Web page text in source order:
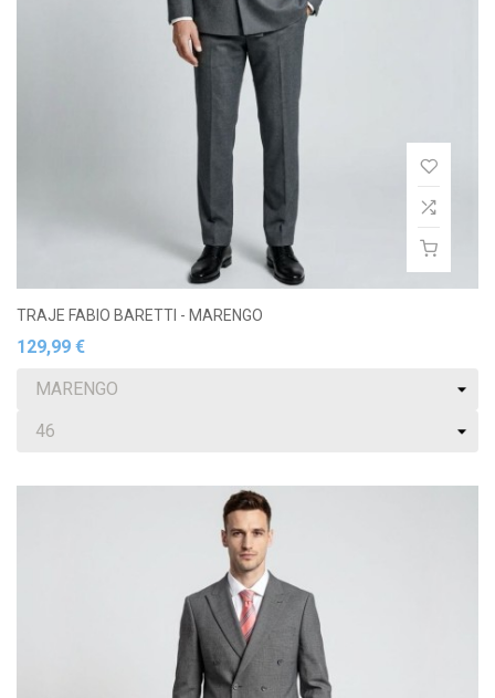
TRAJE FABIO BARETTI - MARENGO
129,99 €